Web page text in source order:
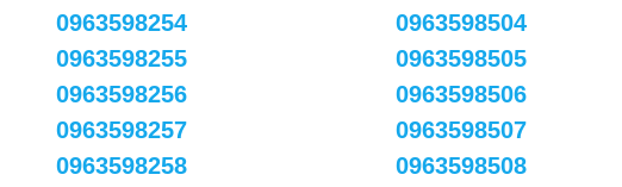
0963598254
0963598255
0963598256
0963598257
0963598258
0963598504
0963598505
0963598506
0963598507
0963598508